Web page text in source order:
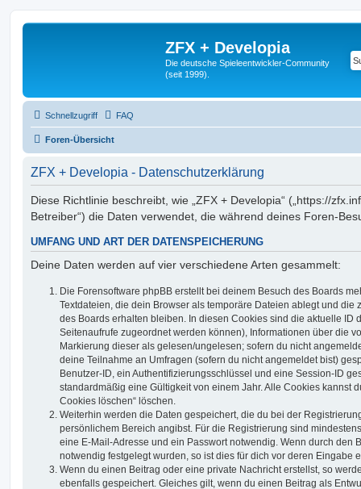
ZFX + Developia
Die deutsche Spieleentwickler-Community
(seit 1999).
Schnellzugriff FAQ
Foren-Übersicht
ZFX + Developia - Datenschutzerklärung
Diese Richtlinie beschreibt, wie „ZFX + Developia“ („https://
Betreiber“) die Daten verwendet, die während deines Foren-
UMFANG UND ART DER DATENSPEICHERUNG
Deine Daten werden auf vier verschiedene Arten gesammelt:
Die Forensoftware phpBB erstellt bei deinem Besuch des Boards
Textdateien, die dein Browser als temporäre Dateien ablegt und die
des Boards erhalten bleiben. In diesen Cookies sind die aktuelle ID
Seitenaufrufe zugeordnet werden können), Informationen über die
Markierung dieser als gelesen/ungelesen; sofern du nicht
deine Teilnahme an Umfragen (sofern du nicht angemeldet bist)
Benutzer-ID, ein Authentifizierungsschlüssel und eine Session-ID
standardmäßig eine Gültigkeit von einem Jahr. Alle Cookies kannst
Cookies löschen“ löschen.
Weiterhin werden die Daten gespeichert, die du bei der
persönlichem Bereich angibst. Für die Registrierung sind
eine E-Mail-Adresse und ein Passwort notwendig. Wenn durch den
notwendig festgelegt wurden, so ist dies für dich vor deren Eingabe
Wenn du einen Beitrag oder eine private Nachricht erstellst, so
ebenfalls gespeichert. Gleiches gilt, wenn du einen Beitrag als